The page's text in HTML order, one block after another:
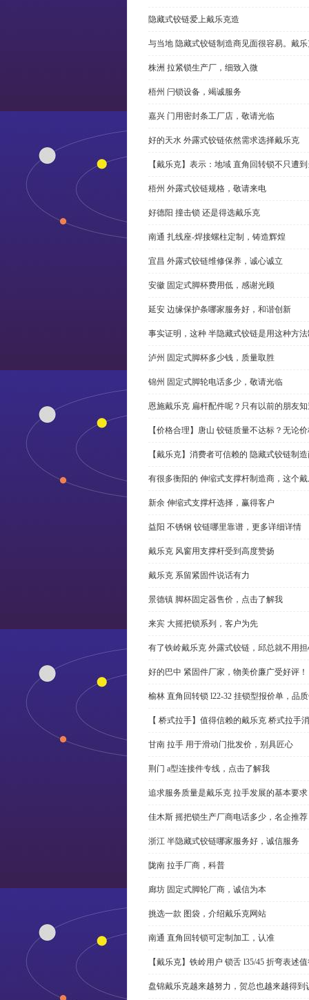
隐藏式铰链爱上戴乐克造
与当地 隐藏式铰链制造商见面很容易。戴
株洲 拉紧锁生产厂，细致入微
梧州 闩锁设备，竭诚服务
嘉兴 门用密封条工厂店，敬请光临
好的天水 外露式铰链依然需求选择戴乐克
【戴乐克】表示：地域 直角回转锁不只遭
梧州 外露式铰链规格，敬请来电
好德阳 撞击锁 还是得选戴乐克
南通 扎线座-焊接螺柱定制，铸造辉煌
宜昌 外露式铰链维修保养，诚心诚立
安徽 固定式脚杯费用低，感谢光顾
延安 边缘保护条哪家服务好，和谐创新
事实证明，这种 半隐藏式铰链是用这种方
泸州 固定式脚杯多少钱，质量取胜
锦州 固定式脚轮电话多少，敬请光临
恩施戴乐克 扁杆配件呢？只有以前的朋友
【价格合理】唐山 铰链质量不达标？无论
【戴乐克】消费者可信赖的 隐藏式铰链制
有很多衡阳的 伸缩式支撑杆制造商，这个
新余 伸缩式支撑杆选择，赢得客户
益阳 不锈钢 铰链哪里靠谱，更多详细详情
戴乐克 风窗用支撑杆受到高度赞扬
戴乐克 系留紧固件说话有力
景德镇 脚杯固定器售价，点击了解我
来宾 大摇把锁系列，客户为先
有了铁岭戴乐克 外露式铰链，邱总就不用
好的巴中 紧固件厂家，物美价廉广受好评！
榆林 直角回转锁 l22-32 挂锁型报价单，品
【 桥式拉手】值得信赖的戴乐克 桥式拉手
甘南 拉手 用于滑动门批发价，别具匠心
荆门 a型连接件专线，点击了解我
追求服务质量是戴乐克 拉手发展的基本要求
佳木斯 摇把锁生产厂商电话多少，名企推荐
浙江 半隐藏式铰链哪家服务好，诚信服务
陇南 拉手厂商，科普
廊坊 固定式脚轮厂商，诚信为本
挑选一款 图袋，介绍戴乐克网站
南通 直角回转锁可定制加工，认准
【戴乐克】铁岭用户 锁舌 l35/45 折弯表述
盘锦戴乐克越来越努力，贺总也越来越得到